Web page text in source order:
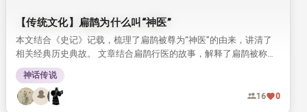
【传统文化】扁鹊为什么叫“神医”
本文结合《史记》记载，梳理了扁鹊被尊为“神医”的由来，讲清了
相关经典历史典故。 文章结合扁鹊行医的故事，解释了扁鹊被称为
神医的原因，也探讨了后世难出这类神医的根源。
神话传说
16 0